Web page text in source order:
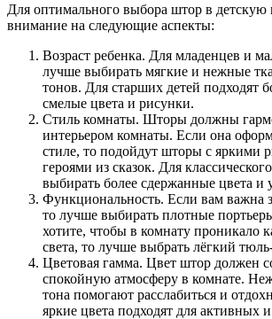
Для оптимального выбора штор в детскую
внимание на следующие аспекты:
Возраст ребенка. Для младенцев и
лучше выбирать мягкие и нежные
тонов. Для старших детей подходят
смелые цвета и рисунки.
Стиль комнаты. Шторы должны
интерьером комнаты. Если она
стиле, то подойдут шторы с яркими
героями из сказок. Для
выбирать более сдержанные цвета и
Функциональность. Если вам важна
то лучше выбирать плотные
хотите, чтобы в комнату проникало
света, то лучше выбрать лёгкий
Цветовая гамма. Цвет штор должен
спокойную атмосферу в комнате.
тона помогают расслабиться и
яркие цвета подходят для активных